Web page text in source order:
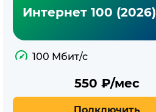
Интернет 100 (2026)
100 Мбит/с
550 ₽/мес